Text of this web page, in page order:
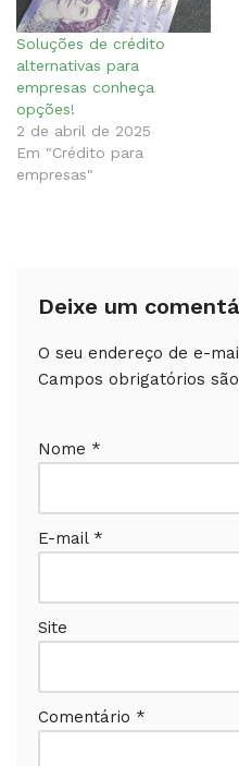
Soluções de crédito
alternativas para
empresas conheça
opções!
2 de abril de 2025
Em "Crédito para
empresas"
Deixe um
O seu endereço de e-
Campos obrigatórios
Nome *
E-mail *
Site
Comentário *